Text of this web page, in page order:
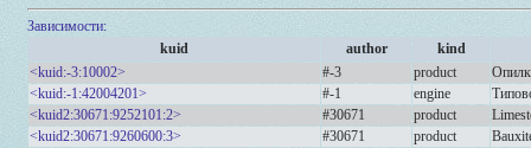
Зависимости:
kuid
author
kind
<kuid:-3:10002>
#-3 product
<kuid:-1:42004201>
#-1 engine
<kuid2:30671:9252101:2>
#30671 product
<kuid2:30671:9260600:3>
#30671 product